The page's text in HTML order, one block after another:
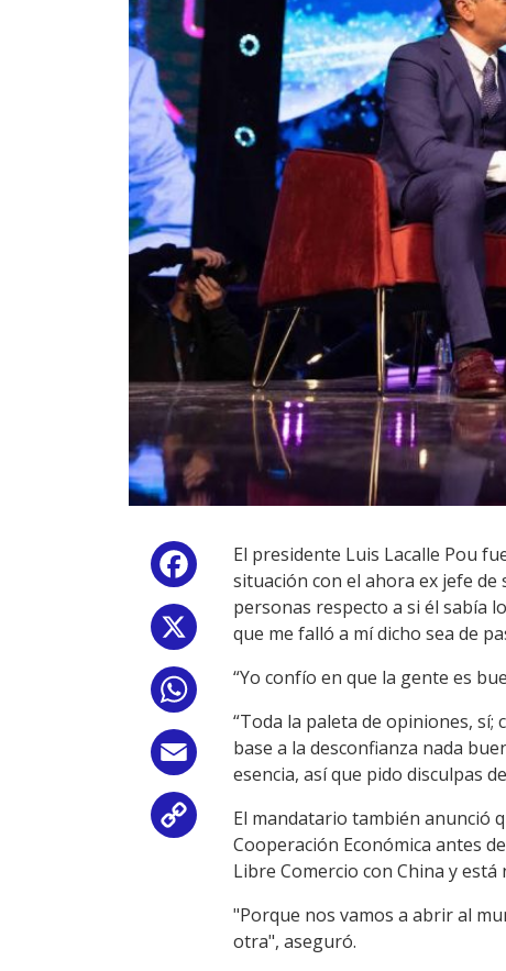
Facebook
Email
Copy
Link
El presidente Luis Lacalle Pou
situación con el ahora ex jefe
personas respecto a si él sabía
que me falló a mí dicho sea de
“Yo confío en que la gente es
“Toda la paleta de opiniones,
base a la desconfianza nada
esencia, así que pido disculpas
El mandatario también anunció
Cooperación Económica antes
Libre Comercio con China y
"Porque nos vamos a abrir al
otra", aseguró.